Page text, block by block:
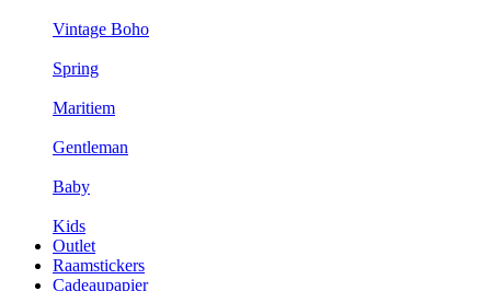
Vintage Boho
Spring
Maritiem
Gentleman
Baby
Kids
Outlet
Raamstickers
Cadeaupapier